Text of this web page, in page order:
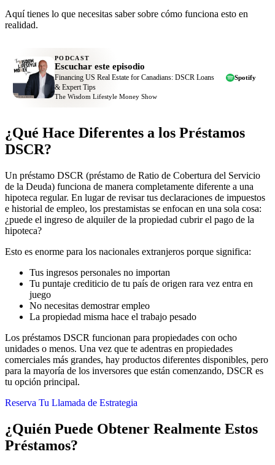
Aquí tienes lo que necesitas saber sobre cómo funciona esto en
realidad.
PODCAST
Escuchar este episodio
Financing US Real Estate for Canadians: DSCR Loans
& Expert Tips
The Wisdom Lifestyle Money Show
Spotify
¿Qué Hace Diferentes a los Préstamos
DSCR?
Un préstamo DSCR (préstamo de Ratio de Cobertura del Servicio
de la Deuda) funciona de manera completamente diferente a una
hipoteca regular. En lugar de revisar tus declaraciones de impuestos
e historial de empleo, los prestamistas se enfocan en una sola cosa:
¿puede el ingreso de alquiler de la propiedad cubrir el pago de la
hipoteca?
Esto es enorme para los nacionales extranjeros porque significa:
Tus ingresos personales no importan
Tu puntaje crediticio de tu país de origen rara vez entra en
juego
No necesitas demostrar empleo
La propiedad misma hace el trabajo pesado
Los préstamos DSCR funcionan para propiedades con ocho
unidades o menos. Una vez que te adentras en propiedades
comerciales más grandes, hay productos diferentes disponibles, pero
para la mayoría de los inversores que están comenzando, DSCR es
tu opción principal.
Reserva Tu Llamada de Estrategia
¿Quién Puede Obtener Realmente Estos
Préstamos?